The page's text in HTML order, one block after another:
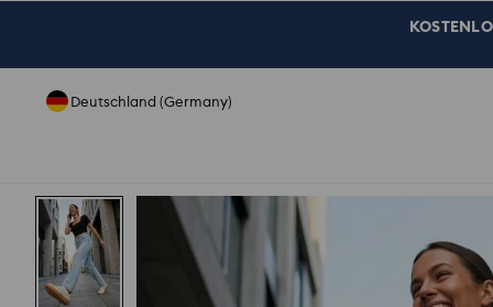
Deutschland (Germany)